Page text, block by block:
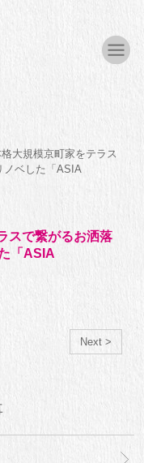
大規模京町家をテラス
ノベした「ASIA
スで繋がるお洒落
「ASIA
Next >